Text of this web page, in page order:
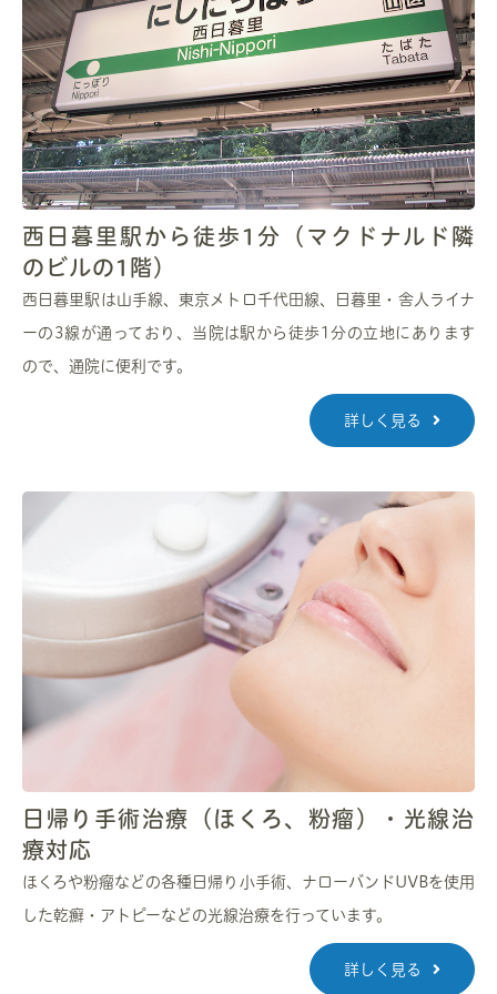
西日暮里駅から徒歩1分（マクドナルド隣
のビルの1階）
西日暮里駅は山手線、東京メトロ千代田線、日暮里・舎人ライナ
ーの3線が通っており、当院は駅から徒歩1分の立地にあります
ので、通院に便利です。
詳しく見る
日帰り手術治療（ほくろ、粉瘤）・光線治
療対応
ほくろや粉瘤などの各種日帰り小手術、ナローバンドUVBを使用
した乾癬・アトピーなどの光線治療を行っています。
詳しく見る